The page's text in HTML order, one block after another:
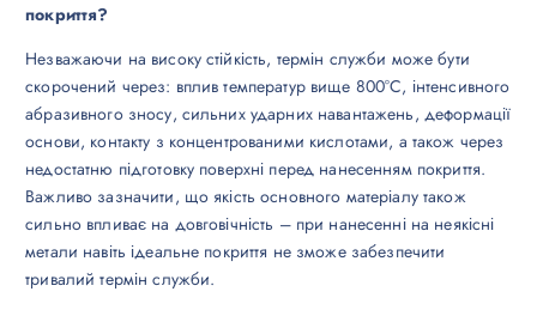
покриття?
Незважаючи на високу стійкість, термін служби може бути
скорочений через: вплив температур вище 800°C, інтенсивного
абразивного зносу, сильних ударних навантажень, деформації
основи, контакту з концентрованими кислотами, а також через
недостатню підготовку поверхні перед нанесенням покриття.
Важливо зазначити, що якість основного матеріалу також
сильно впливає на довговічність – при нанесенні на неякісні
метали навіть ідеальне покриття не зможе забезпечити
тривалий термін служби.